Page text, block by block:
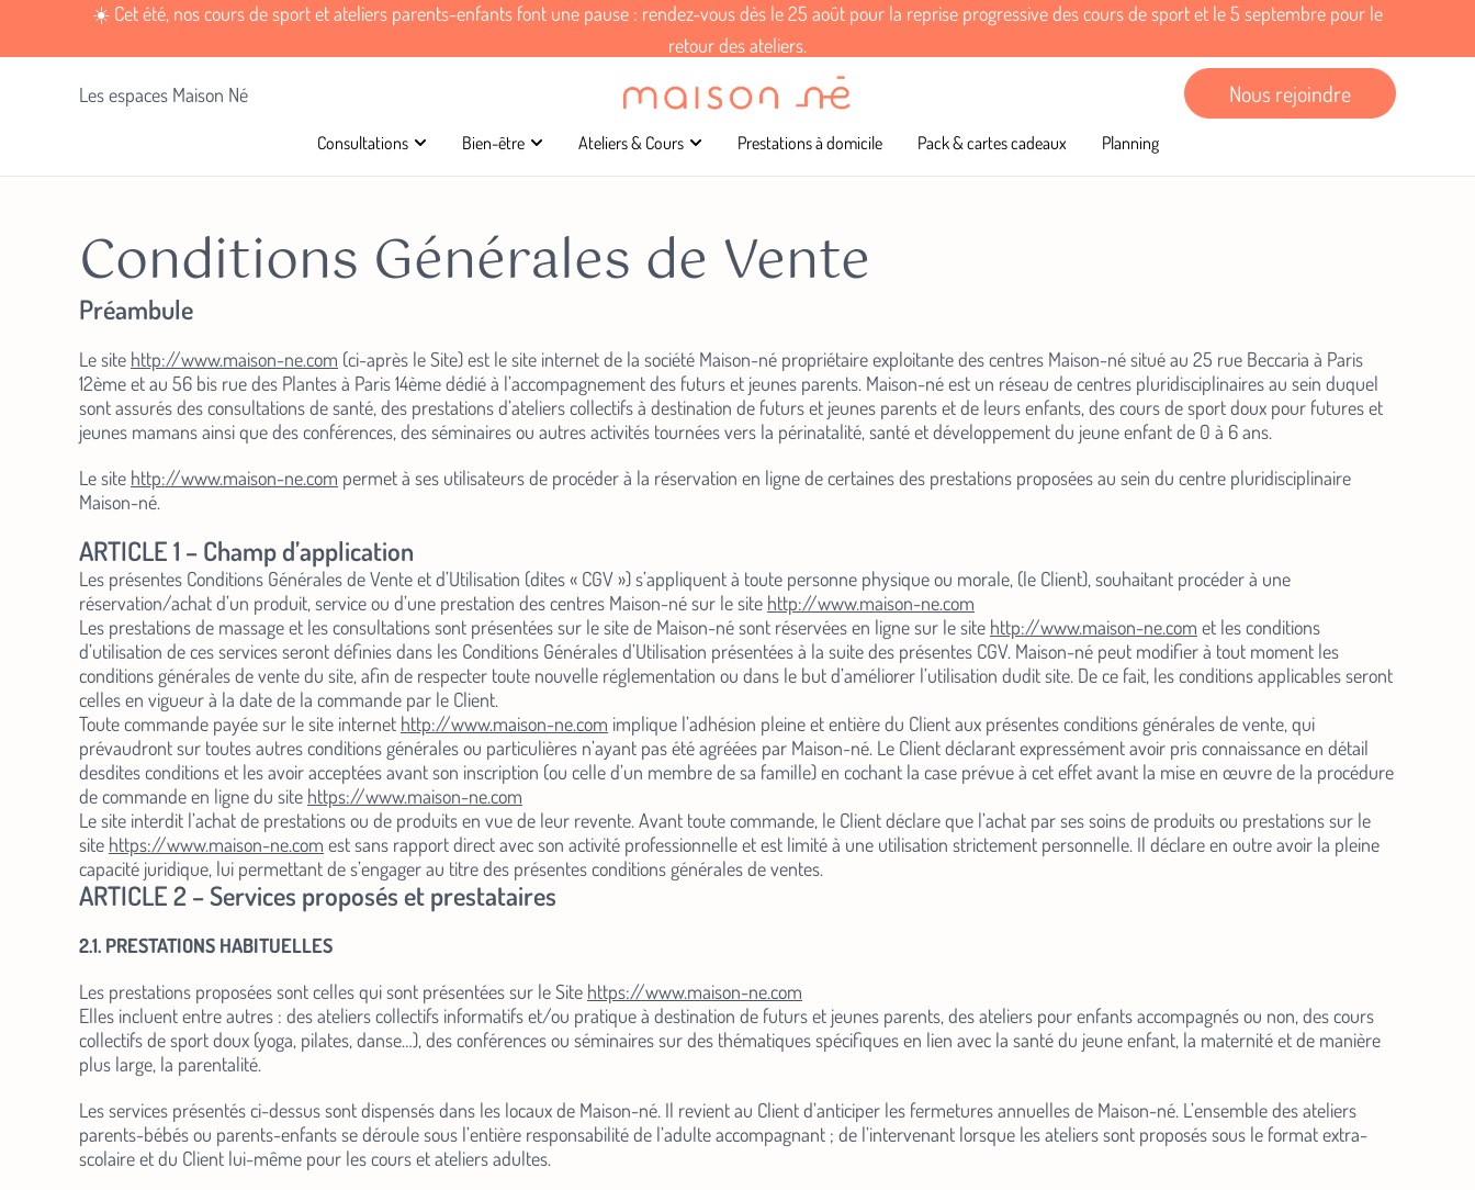
☀️ Cet été, nos cours de sport et ateliers parents-enfants font une pause : rendez-vous dès le 25 août pour la reprise progressive des cours de sport et le 5 septembre pour le
retour des ateliers.
Les espaces Maison Né Nous rejoindre
Consultations Bien-être Ateliers & Cours Prestations à domicile Pack & cartes cadeaux Planning
Conditions Générales de Vente
Préambule
Le site http://www.maison-ne.com (ci-après le Site) est le site internet de la société Maison-né propriétaire exploitante des centres Maison-né situé au 25 rue Beccaria à Paris
12ème et au 56 bis rue des Plantes à Paris 14ème dédié à l’accompagnement des futurs et jeunes parents. Maison-né est un réseau de centres pluridisciplinaires au sein duquel
sont assurés des consultations de santé, des prestations d’ateliers collectifs à destination de futurs et jeunes parents et de leurs enfants, des cours de sport doux pour futures et
jeunes mamans ainsi que des conférences, des séminaires ou autres activités tournées vers la périnatalité, santé et développement du jeune enfant de 0 à 6 ans.
Le site http://www.maison-ne.com permet à ses utilisateurs de procéder à la réservation en ligne de certaines des prestations proposées au sein du centre pluridisciplinaire
Maison-né.
ARTICLE 1 – Champ d’application
Les présentes Conditions Générales de Vente et d’Utilisation (dites « CGV ») s’appliquent à toute personne physique ou morale, (le Client), souhaitant procéder à une
réservation/achat d’un produit, service ou d’une prestation des centres Maison-né sur le site http://www.maison-ne.com
Les prestations de massage et les consultations sont présentées sur le site de Maison-né sont réservées en ligne sur le site http://www.maison-ne.com et les conditions
d’utilisation de ces services seront définies dans les Conditions Générales d’Utilisation présentées à la suite des présentes CGV. Maison-né peut modifier à tout moment les
conditions générales de vente du site, afin de respecter toute nouvelle réglementation ou dans le but d’améliorer l’utilisation dudit site. De ce fait, les conditions applicables seront
celles en vigueur à la date de la commande par le Client.
Toute commande payée sur le site internet http://www.maison-ne.com implique l’adhésion pleine et entière du Client aux présentes conditions générales de vente, qui
prévaudront sur toutes autres conditions générales ou particulières n’ayant pas été agréées par Maison-né. Le Client déclarant expressément avoir pris connaissance en détail
desdites conditions et les avoir acceptées avant son inscription (ou celle d’un membre de sa famille) en cochant la case prévue à cet effet avant la mise en œuvre de la procédure
de commande en ligne du site https://www.maison-ne.com
Le site interdit l’achat de prestations ou de produits en vue de leur revente. Avant toute commande, le Client déclare que l’achat par ses soins de produits ou prestations sur le
site https://www.maison-ne.com est sans rapport direct avec son activité professionnelle et est limité à une utilisation strictement personnelle. Il déclare en outre avoir la pleine
capacité juridique, lui permettant de s’engager au titre des présentes conditions générales de ventes.
ARTICLE 2 – Services proposés et prestataires
2.1. PRESTATIONS HABITUELLES
Les prestations proposées sont celles qui sont présentées sur le Site https://www.maison-ne.com
Elles incluent entre autres : des ateliers collectifs informatifs et/ou pratique à destination de futurs et jeunes parents, des ateliers pour enfants accompagnés ou non, des cours
collectifs de sport doux (yoga, pilates, danse…), des conférences ou séminaires sur des thématiques spécifiques en lien avec la santé du jeune enfant, la maternité et de manière
plus large, la parentalité.
Les services présentés ci-dessus sont dispensés dans les locaux de Maison-né. Il revient au Client d’anticiper les fermetures annuelles de Maison-né. L’ensemble des ateliers
parents-bébés ou parents-enfants se déroule sous l’entière responsabilité de l’adulte accompagnant ; de l’intervenant lorsque les ateliers sont proposés sous le format extra-
scolaire et du Client lui-même pour les cours et ateliers adultes.